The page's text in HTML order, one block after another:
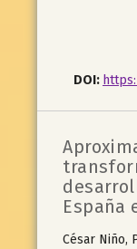
DOI:
España
César Niño,